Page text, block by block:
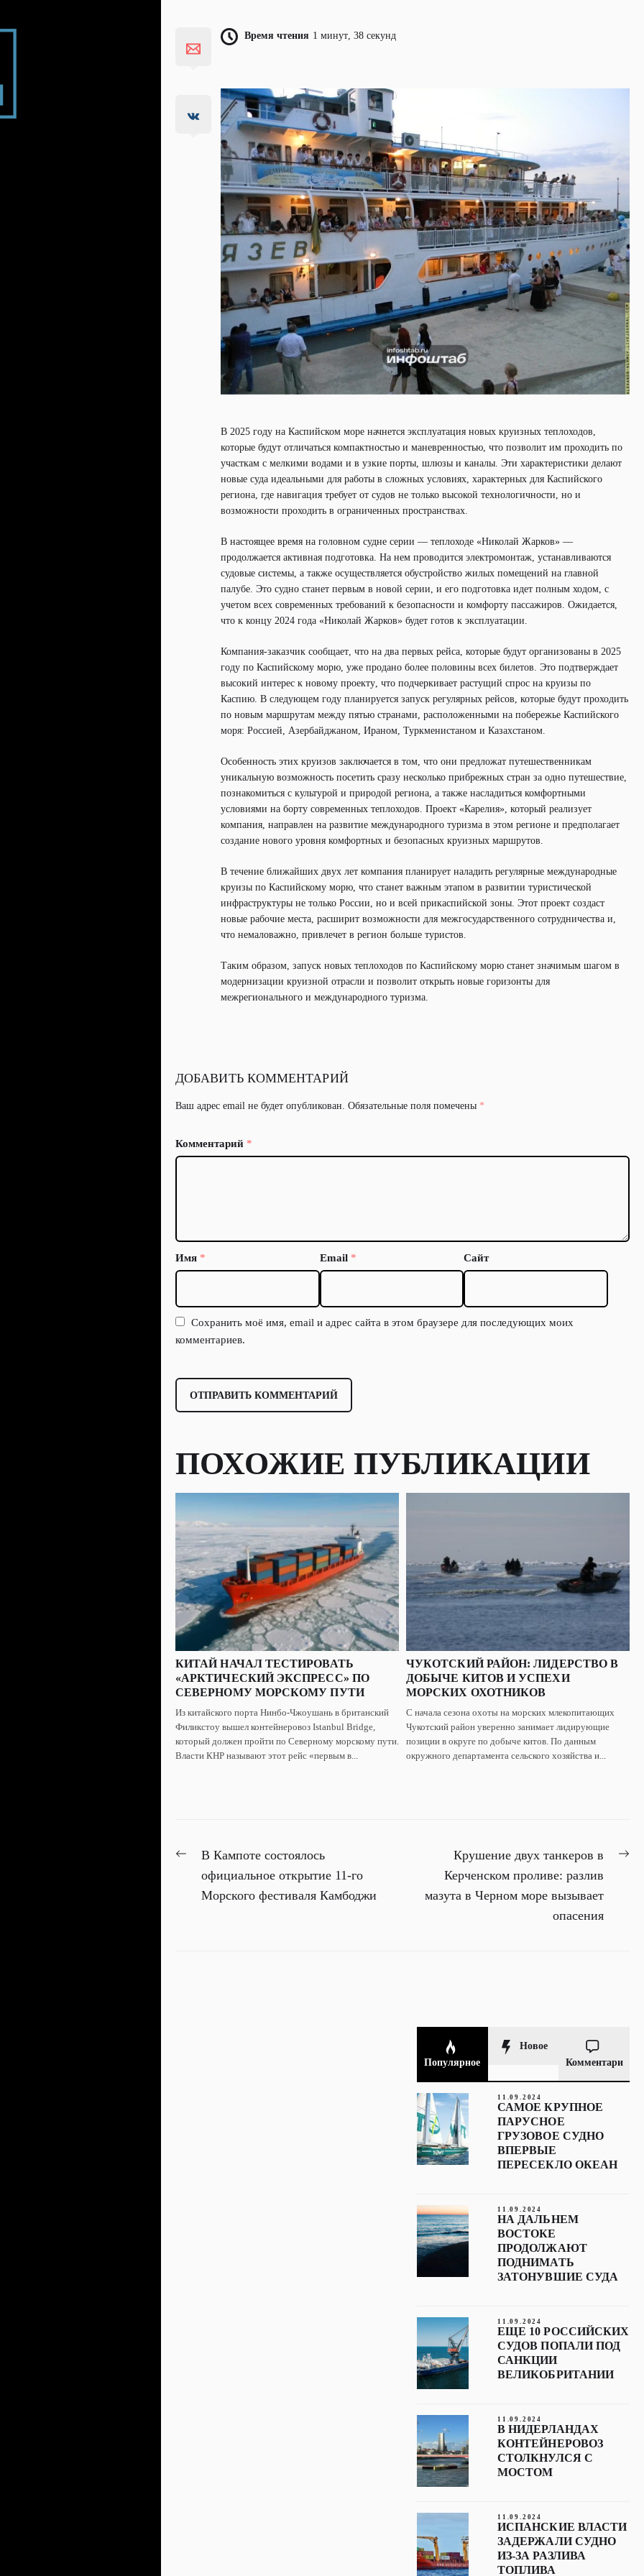
Время чтения 1 минут, 38 секунд
В 2025 году на Каспийском море начнется эксплуатация новых круизных теплоходов,
которые будут отличаться компактностью и маневренностью, что позволит им проходить по
участкам с мелкими водами и в узкие порты, шлюзы и каналы. Эти характеристики делают
новые суда идеальными для работы в сложных условиях, характерных для Каспийского
региона, где навигация требует от судов не только высокой технологичности, но и
возможности проходить в ограниченных пространствах.
В настоящее время на головном судне серии — теплоходе «Николай Жарков» —
продолжается активная подготовка. На нем проводится электромонтаж, устанавливаются
судовые системы, а также осуществляется обустройство жилых помещений на главной
палубе. Это судно станет первым в новой серии, и его подготовка идет полным ходом, с
учетом всех современных требований к безопасности и комфорту пассажиров. Ожидается,
что к концу 2024 года «Николай Жарков» будет готов к эксплуатации.
Компания-заказчик сообщает, что на два первых рейса, которые будут организованы в 2025
году по Каспийскому морю, уже продано более половины всех билетов. Это подтверждает
высокий интерес к новому проекту, что подчеркивает растущий спрос на круизы по
Каспию. В следующем году планируется запуск регулярных рейсов, которые будут проходить
по новым маршрутам между пятью странами, расположенными на побережье Каспийского
моря: Россией, Азербайджаном, Ираном, Туркменистаном и Казахстаном.
Особенность этих круизов заключается в том, что они предложат путешественникам
уникальную возможность посетить сразу несколько прибрежных стран за одно путешествие,
познакомиться с культурой и природой региона, а также насладиться комфортными
условиями на борту современных теплоходов. Проект «Карелия», который реализует
компания, направлен на развитие международного туризма в этом регионе и предполагает
создание нового уровня комфортных и безопасных круизных маршрутов.
В течение ближайших двух лет компания планирует наладить регулярные международные
круизы по Каспийскому морю, что станет важным этапом в развитии туристической
инфраструктуры не только России, но и всей прикаспийской зоны. Этот проект создаст
новые рабочие места, расширит возможности для межгосударственного сотрудничества и,
что немаловажно, привлечет в регион больше туристов.
Таким образом, запуск новых теплоходов по Каспийскому морю станет значимым шагом в
модернизации круизной отрасли и позволит открыть новые горизонты для
межрегионального и международного туризма.
ДОБАВИТЬ КОММЕНТАРИЙ
Ваш адрес email не будет опубликован. Обязательные поля помечены *
Комментарий *
Имя * Email * Сайт
Сохранить моё имя, email и адрес сайта в этом браузере для последующих моих
комментариев.
ПОХОЖИЕ ПУБЛИКАЦИИ
КИТАЙ НАЧАЛ ТЕСТИРОВАТЬ
«АРКТИЧЕСКИЙ ЭКСПРЕСС» ПО
СЕВЕРНОМУ МОРСКОМУ ПУТИ
Из китайского порта Нинбо-Чжоушань в британский
Филикстоу вышел контейнеровоз Istanbul Bridge,
который должен пройти по Северному морскому пути.
Власти КНР называют этот рейс «первым в...
ЧУКОТСКИЙ РАЙОН: ЛИДЕРСТВО В
ДОБЫЧЕ КИТОВ И УСПЕХИ
МОРСКИХ ОХОТНИКОВ
С начала сезона охоты на морских млекопитающих
Чукотский район уверенно занимает лидирующие
позиции в округе по добыче китов. По данным
окружного департамента сельского хозяйства и...
НАВИГАЦИЯ
ПО
ЗАПИСЯМ
PreviousВ Кампоте состоялось
официальное открытие 11-го
Морского фестиваля Камбоджи
Крушение двух танкеров в
Керченском проливе: разлив
мазута в Черном море вызывает
опасения
Популярное
Новое
Комментари
11.09.2024
САМОЕ КРУПНОЕ
ПАРУСНОЕ
ГРУЗОВОЕ СУДНО
ВПЕРВЫЕ
ПЕРЕСЕКЛО ОКЕАН
11.09.2024
НА ДАЛЬНЕМ
ВОСТОКЕ
ПРОДОЛЖАЮТ
ПОДНИМАТЬ
ЗАТОНУВШИЕ СУДА
11.09.2024
ЕЩЕ 10 РОССИЙСКИХ
СУДОВ ПОПАЛИ ПОД
САНКЦИИ
ВЕЛИКОБРИТАНИИ
11.09.2024
В НИДЕРЛАНДАХ
КОНТЕЙНЕРОВОЗ
СТОЛКНУЛСЯ С
МОСТОМ
11.09.2024
ИСПАНСКИЕ ВЛАСТИ
ЗАДЕРЖАЛИ СУДНО
ИЗ-ЗА РАЗЛИВА
ТОПЛИВА